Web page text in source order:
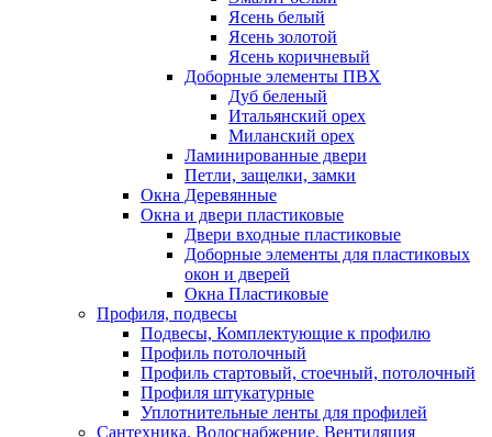
Ясень белый
Ясень золотой
Ясень коричневый
Доборные элементы ПВХ
Дуб беленый
Итальянский орех
Миланский орех
Ламинированные двери
Петли, защелки, замки
Окна Деревянные
Окна и двери пластиковые
Двери входные пластиковые
Доборные элементы для пластиковых
окон и дверей
Окна Пластиковые
Профиля, подвесы
Подвесы, Комплектующие к профилю
Профиль потолочный
Профиль стартовый, стоечный, потолочный
Профиля штукатурные
Уплотнительные ленты для профилей
Сантехника, Водоснабжение, Вентиляция